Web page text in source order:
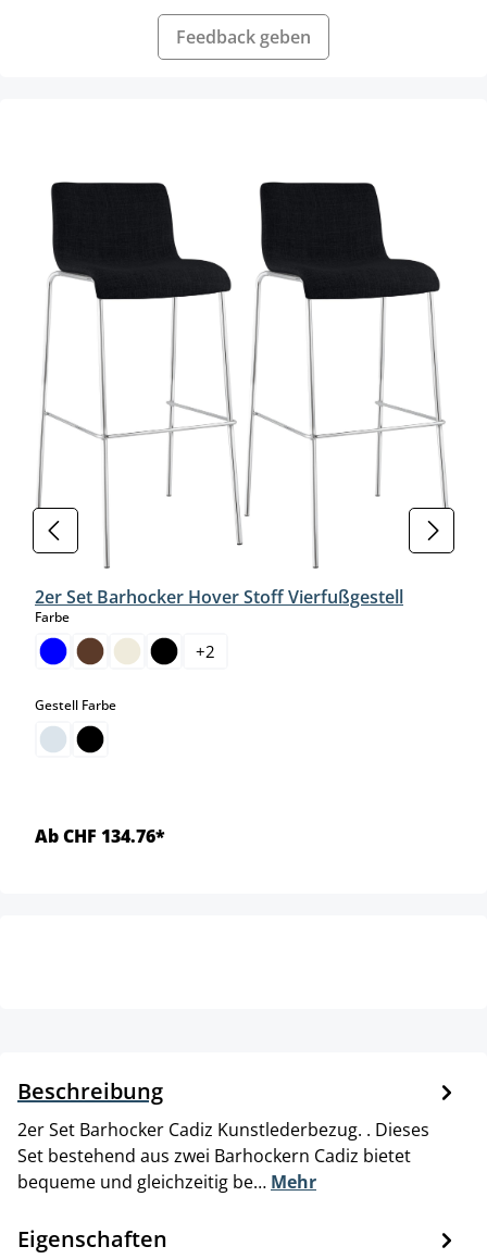
Feedback geben
2er Set Barhocker Hover Stoff Vierfußgestell
Farbeauswählen
+2
Gestell Farbeauswählen
Ab CHF 134.76*
Beschreibung
2er Set Barhocker Cadiz Kunstlederbezug. . Dieses
Set bestehend aus zwei Barhockern Cadiz bietet
bequeme und gleichzeitig be… Mehr
Eigenschaften